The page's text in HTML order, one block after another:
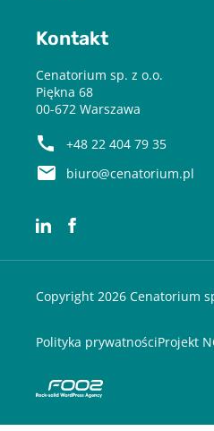
Kontakt
Cenatorium sp. z o.o.
Piękna 68
00-672 Warszawa
+48 22 404 79 35
biuro@cenatorium.pl
Copyright 2026 Cenatorium
Polityka prywatnościProjekt